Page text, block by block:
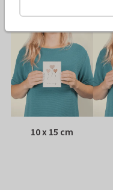
Formaten
10 x 15 cm